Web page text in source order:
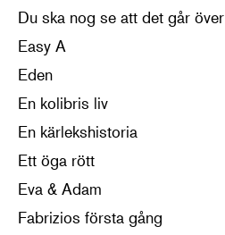
Du ska nog se att det går över
Easy A
Eden
En kolibris liv
En kärlekshistoria
Ett öga rött
Eva & Adam
Fabrizios första gång